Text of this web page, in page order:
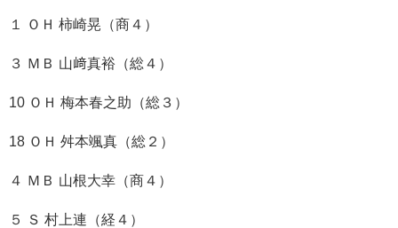
１ ＯＨ 柿崎晃（商４）
３ ＭＢ 山﨑真裕（総４）
10 ＯＨ 梅本春之助（総３）
18 ＯＨ 舛本颯真（総２）
４ ＭＢ 山根大幸（商４）
５ Ｓ 村上連（経４）